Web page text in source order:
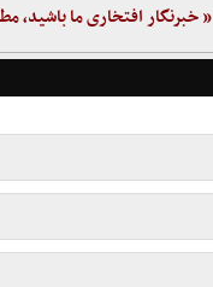
« خبرنگار افتخاری ما باشید،